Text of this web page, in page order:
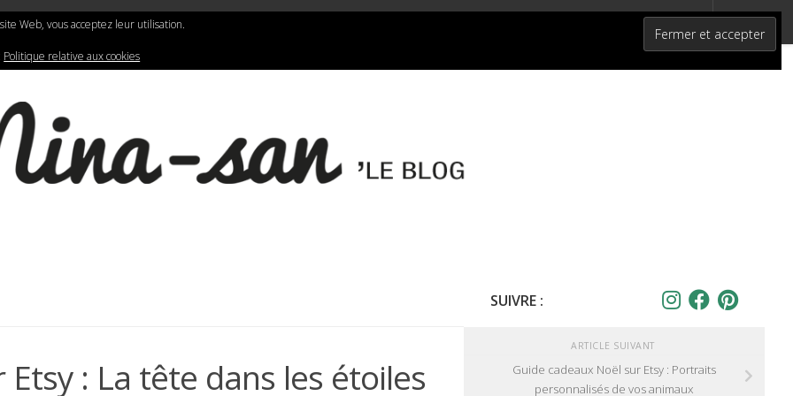
LIFESTYLE GRAPHIC DESIGN
: La tête dans les étoiles
SUIVRE :
ARTICLE SUIVANT
Guide cadeaux Noël sur Etsy : Portraits
personnalisés de vos animaux
Web, vous acceptez leur utilisation.
Politique relative aux cookies